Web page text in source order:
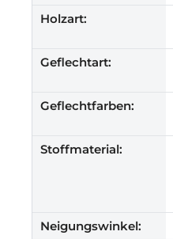
Holzart:
Geflechtart:
Geflechtfarben:
Stoffmaterial:
Neigungswinkel: